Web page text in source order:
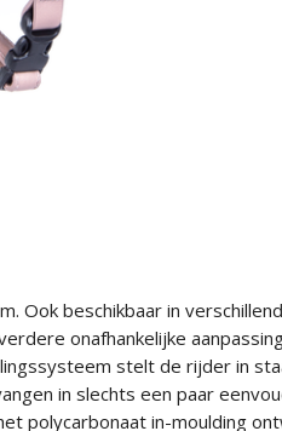
Ook beschikbaar in
onafhankelijke
stelt de rijder in
in slechts een paar
polycarbonaat in-moulding